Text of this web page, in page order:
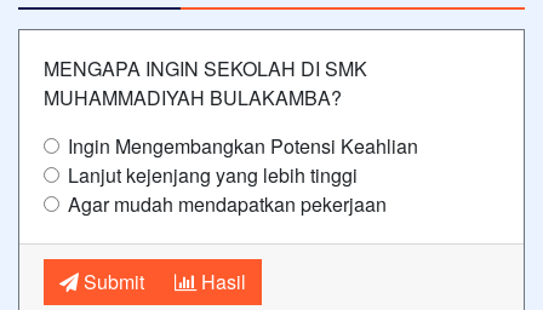
MENGAPA INGIN SEKOLAH DI SMK
MUHAMMADIYAH BULAKAMBA?
Ingin Mengembangkan Potensi Keahlian
Lanjut kejenjang yang lebih tinggi
Agar mudah mendapatkan pekerjaan
Submit Hasil